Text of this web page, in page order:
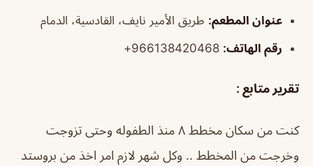
عنوان المطعم: طريق الأمير نايف، القادسية، الدمام
رقم الهاتف:
تقرير متابع :
كنت من سكان مخطط ٨ منذ الطفوله وحتى تزوجت
وخرجت من المخطط .. وكل شهر لازم امر اخذ من بروستد